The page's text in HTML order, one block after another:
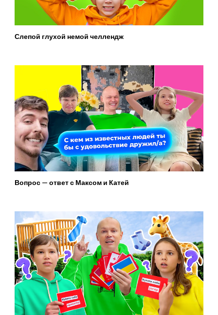
Слепой глухой немой челлендж
Вопрос — ответ с Максом и Катей